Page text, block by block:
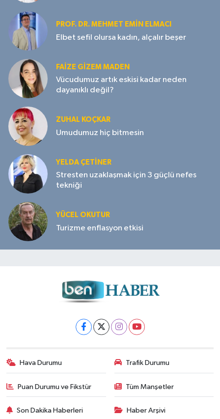
PROF. DR. MEHMET EMIN ELMACI
Elbet sefil olursa kadın, alçalır beşer
FAIZE GIZEM MADEN
Vücudumuz artık eskisi kadar neden
dayanıklı değil?
ZUHAL KOÇKAR
Umudumuz hiç bitmesin
YELDA ÇETİNER
Stresten uzaklaşmak için 3 güçlü nefes
tekniği
YÜCEL OKUTUR
Turizme enflasyon etkisi
Hava Durumu Trafik Durumu
Puan Durumu ve Fikstür Tüm Manşetler
Son Dakika Haberleri Haber Arşivi